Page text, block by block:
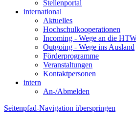
Stellenportal
international
Aktuelles
Hochschulkooperationen
Incoming - Wege an die
Outgoing - Wege ins Ausland
Förderprogramme
Veranstaltungen
Kontaktpersonen
intern
An-/Abmelden
Seitenpfad-Navigation überspringen